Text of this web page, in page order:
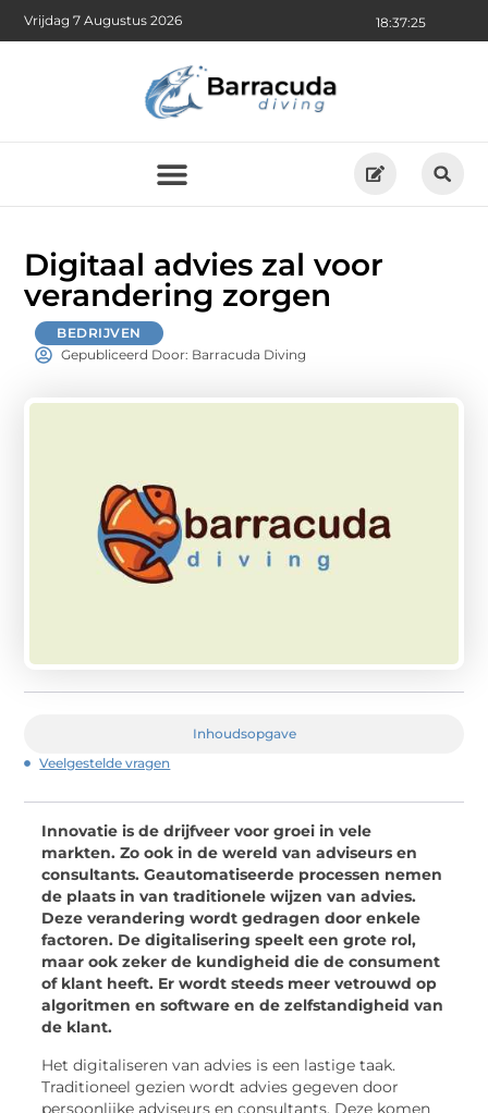
18:37:26
Vrijdag 7 Augustus 2026
Digitaal advies zal voor
verandering zorgen
BEDRIJVEN
Gepubliceerd Door: Barracuda Diving
Inhoudsopgave
Veelgestelde vragen
Innovatie is de drijfveer voor groei in vele
markten. Zo ook in de wereld van adviseurs en
consultants. Geautomatiseerde processen nemen
de plaats in van traditionele wijzen van advies.
Deze verandering wordt gedragen door enkele
factoren. De digitalisering speelt een grote rol,
maar ook zeker de kundigheid die de consument
of klant heeft. Er wordt steeds meer vetrouwd op
algoritmen en software en de zelfstandigheid van
de klant.
Het digitaliseren van advies is een lastige taak.
Traditioneel gezien wordt advies gegeven door
persoonlijke adviseurs en consultants. Deze komen